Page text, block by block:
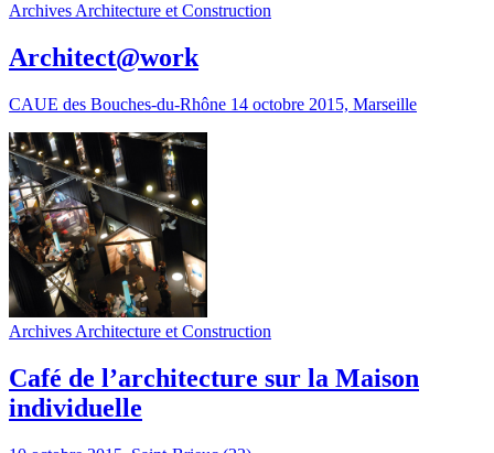
Archives Architecture et Construction
Architect@work
CAUE des Bouches-du-Rhône 14 octobre 2015, Marseille
Archives Architecture et Construction
Café de l’architecture sur la Maison
individuelle